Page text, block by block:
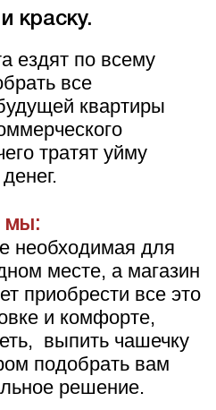
краску.
ездят по всему
все
квартиры
тратят уйму
мы:
необходимая для
месте, а магазин
приобрести все это
и комфорте,
выпить чашечку
подобрать вам
решение.